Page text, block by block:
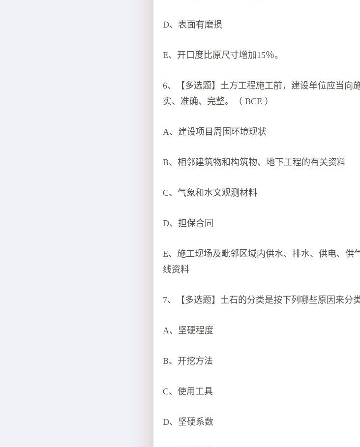
D、表面有磨损
E、开口度比原尺寸增加15％。
6、【多选题】土方工程施工前，建设单位应当向
实、准确、完整。（ BCE ）
A、建设项目周围环境现状
B、相邻建筑物和构筑物、地下工程的有关资料
C、气象和水文观测材料
D、担保合同
E、施工现场及毗邻区域内供水、排水、供电、供
线资料
7、【多选题】土石的分类是按下列哪些原因来分
A、坚硬程度
B、开挖方法
C、使用工具
D、坚硬系数